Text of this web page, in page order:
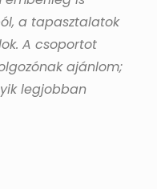
a tapasztalatok
A csoportot
ajánlom;
legjobban